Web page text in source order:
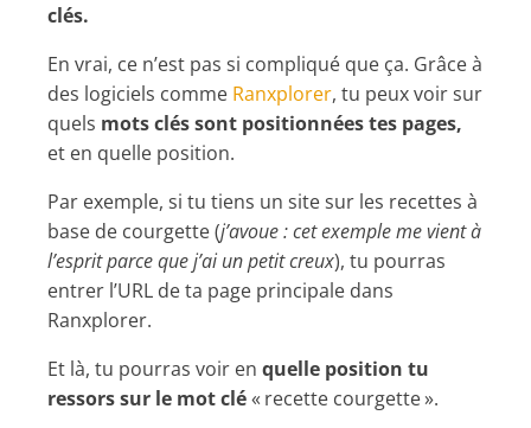
clés.
En vrai, ce n’est pas si compliqué que ça. Grâce à
des logiciels comme Ranxplorer, tu peux voir sur
quels mots clés sont positionnées tes pages,
et en quelle position.
Par exemple, si tu tiens un site sur les recettes à
base de courgette (j’avoue : cet exemple me vient à
l’esprit parce que j’ai un petit creux), tu pourras
entrer l’URL de ta page principale dans
Ranxplorer.
Et là, tu pourras voir en quelle position tu
ressors sur le mot clé« recette courgette ».